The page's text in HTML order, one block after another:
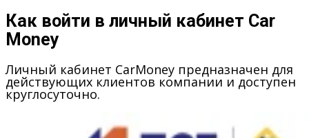
Как войти в личный кабинет Car
Money
Личный кабинет CarMoney предназначен для
действующих клиентов компании и доступен
круглосуточно.